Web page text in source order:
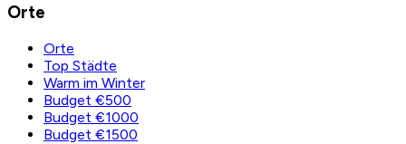
Orte
Orte
Top Städte
Warm im Winter
Budget €500
Budget €1000
Budget €1500